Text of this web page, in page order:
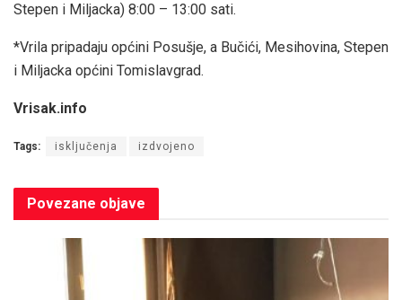
Stepen i Miljacka) 8:00 – 13:00 sati.
*Vrila pripadaju općini Posušje, a Bučići, Mesihovina, Stepen
i Miljacka općini Tomislavgrad.
Vrisak.info
Tags: isključenja izdvojeno
Povezane objave